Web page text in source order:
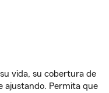
vida, su cobertura de
ajustando. Permita que